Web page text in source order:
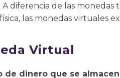
A diferencia de las
las monedas virtuales
Virtual
de dinero que se